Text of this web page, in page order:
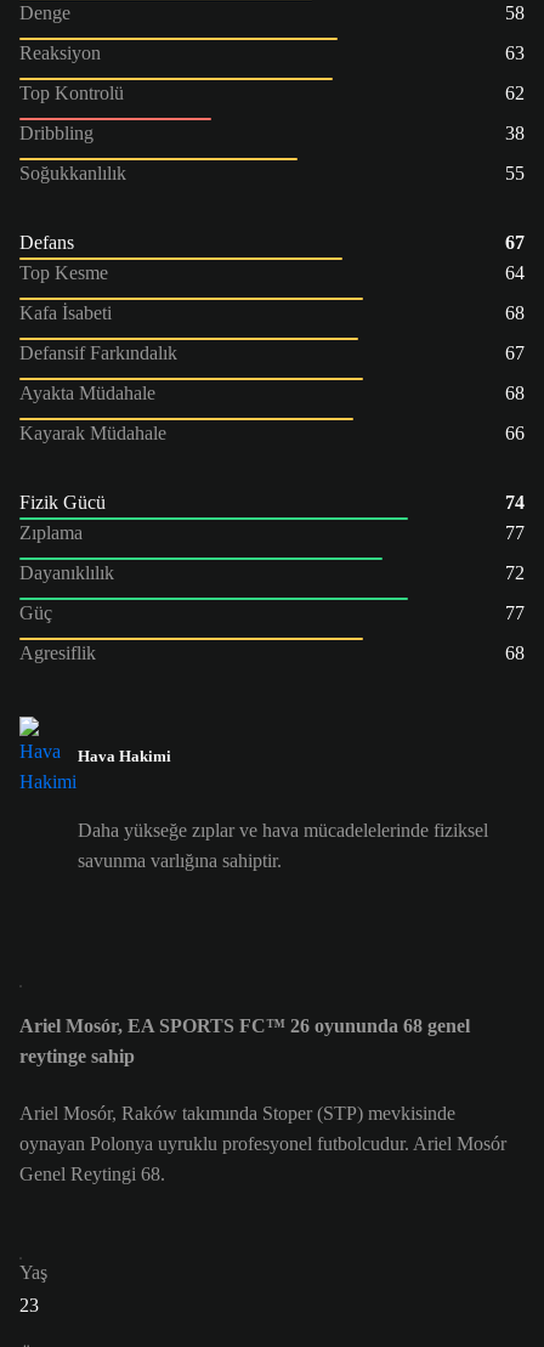
Denge
58
Reaksiyon
63
Top Kontrolü
62
Dribbling
38
Soğukkanlılık
55
Defans
67
Top Kesme
64
Kafa İsabeti
68
Defansif Farkındalık
67
Ayakta Müdahale
68
Kayarak Müdahale
66
Fizik Gücü
74
Zıplama
77
Dayanıklılık
72
Güç
77
Agresiflik
68
Hava Hakimi
Daha yükseğe zıplar ve hava mücadelelerinde fiziksel
savunma varlığına sahiptir.
Ariel Mosór, EA SPORTS FC™ 26 oyununda 68 genel
reytinge sahip
Ariel Mosór, Raków takımında Stoper (STP) mevkisinde
oynayan Polonya uyruklu profesyonel futbolcudur. Ariel Mosór
Genel Reytingi 68.
Yaş
23